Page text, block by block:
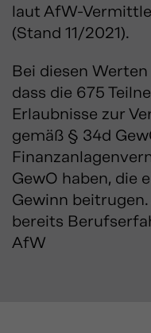
laut AfW-
(Stand 11/2021).
Bei diesen
dass die 675
Erlaubnisse zur
gemäß § 34d
GewO haben, die
Gewinn
bereits
AfW